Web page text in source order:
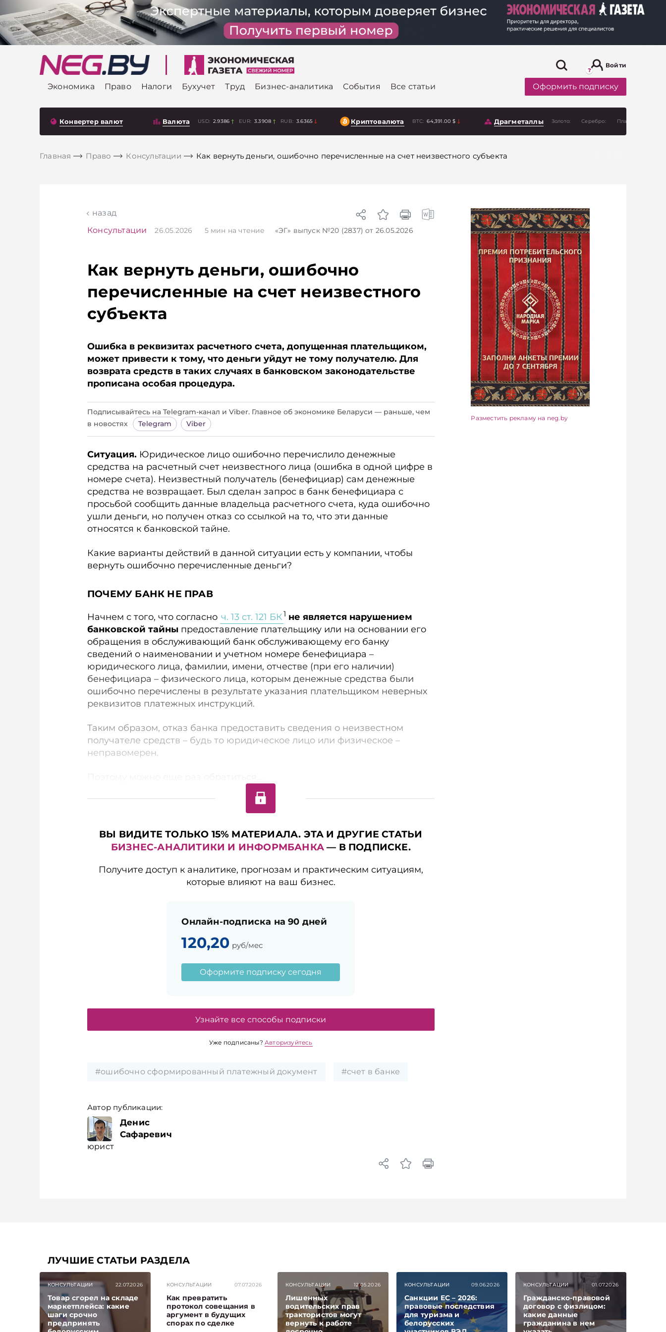
Войти
Экономика Право Налоги Бухучет Труд Бизнес-аналитика События Все статьи Оформить подписку
Конвертер валют Валюта USD: 2.9386 EUR: 3.3908 RUB: 3.6365 Криптовалюта BTC: 64,391.00 $ Драгметаллы Золото: Серебро: Платина:
Главная Право Консультации Как вернуть деньги, ошибочно перечисленные на счет неизвестного субъекта
назад
Консультации
26.05.2026 5 мин на чтение «ЭГ» выпуск №20 (2837) от 26.05.2026
Как вернуть деньги, ошибочно
перечисленные на счет неизвестного
субъекта
Ошибка в реквизитах расчетного счета, допущенная плательщиком,
может привести к тому, что деньги уйдут не тому получателю. Для
возврата средств в таких случаях в банковском законодательстве
прописана особая процедура.
Подписывайтесь на Telegram‑канал и Viber. Главное об экономике Беларуси — раньше, чем
в новостях
Telegram Viber
Ситуация. Юридическое лицо ошибочно перечислило денежные
средства на расчетный счет неизвестного лица (ошибка в одной цифре в
номере счета). Неизвестный получатель (бенефициар) сам денежные
средства не возвращает. Был сделан запрос в банк бенефициара с
просьбой сообщить данные владельца расчетного счета, куда ошибочно
ушли деньги, но получен отказ со ссылкой на то, что эти данные
относятся к банковской тайне.
Какие варианты действий в данной ситуации есть у компании, чтобы
вернуть ошибочно перечисленные деньги?
ПОЧЕМУ БАНК НЕ ПРАВ
Начнем с того, что согласно ч. 13 ст. 121 БК1 не является нарушением
банковской тайны предоставление плательщику или на основании его
обращения в обслуживающий банк обслуживающему его банку
сведений о на­именовании и учетном номере бенефициара –
юридического лица, фамилии, имени, отчестве (при его наличии)
бенефициара – физического лица, которым денежные средства были
ошибочно перечислены в результате указания плательщиком неверных
реквизитов платежных инструкций.
Таким образом, отказ банка предоставить сведения о неизвестном
получателе средств – будь то юридическое лицо или физическое –
неправомерен.
ВЫ ВИДИТЕ ТОЛЬКО 15% МАТЕРИАЛА. ЭТА И ДРУГИЕ СТАТЬИ
БИЗНЕС-АНАЛИТИКИ И ИНФОРМБАНКА— В ПОДПИСКЕ.
Получите доступ к аналитике, прогнозам и практическим ситуациям,
которые влияют на ваш бизнес.
Онлайн-подписка на 90 дней
120,20 руб/мес
Оформите подписку сегодня
Узнайте все способы подписки
Уже подписаны?Авторизуйтесь
#ошибочно сформированный платежный документ #счет в банке
Автор публикации:
Денис
Сафаревич
юрист
Разместить рекламу на neg.by
ЛУЧШИЕ СТАТЬИ РАЗДЕЛА
КОНСУЛЬТАЦИИ 22.07.2026
Товар сгорел на складе
маркетплейса: какие
шаги срочно
предпринять
КОНСУЛЬТАЦИИ 07.07.2026
Как превратить
протокол совещания в
аргумент в будущих
спорах по сделке
КОНСУЛЬТАЦИИ 12.05.2026
Лишенных
водительских прав
трактористов могут
вернуть к работе
КОНСУЛЬТАЦИИ 09.06.2026
Санкции ЕС – 2026:
правовые последствия
для туризма и
белорусских
КОНСУЛЬТАЦИИ 01.07.2026
Гражданско-правовой
договор с физлицом:
какие данные
гражданина в нем